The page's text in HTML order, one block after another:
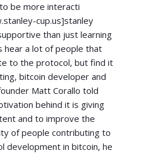
be more interacti
cup.us]stanley
than just learning
hear a lot of people that
to the protocol, but find it
bitcoin developer and
Matt Corallo told
behind it is giving
and to improve the
of people contributing to
development in bitcoin, he